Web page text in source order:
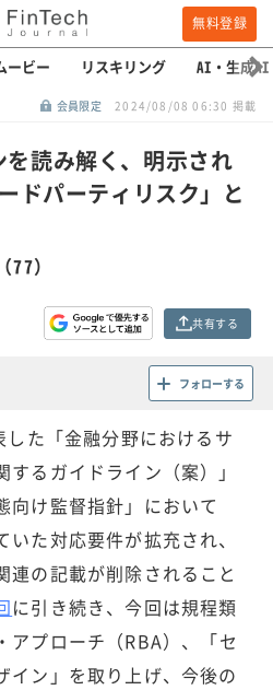
無料登録
ービー リスキリング AI・生成AI
会員限定 2024/08/08 06:30 掲載
読み解く、明示され
ドパーティリスク」と
）
共有する
フォローする
た「金融分野におけるサ
るガイドライン（案）」
向け監督指針」において
た対応要件が拡充され、
連の記載が削除されること
に引き続き、今回は規程類
アプローチ（RBA）、「セ
イン」を取り上げ、今後の